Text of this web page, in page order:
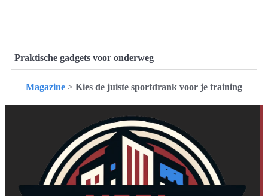
Praktische gadgets voor onderweg
Magazine > Kies de juiste sportdrank voor je training